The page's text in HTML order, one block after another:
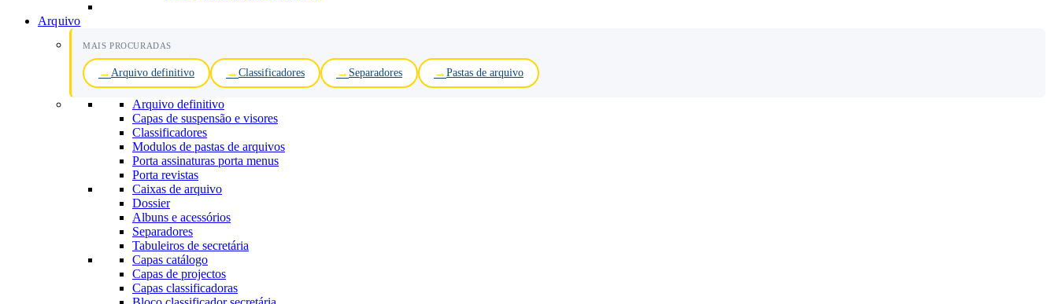
Arquivo
MAIS PROCURADAS
Arquivo definitivo Classificadores Separadores Pastas de arquivo
Arquivo definitivo
Capas de suspensão e visores
Classificadores
Modulos de pastas de arquivos
Porta assinaturas porta menus
Porta revistas
Caixas de arquivo
Dossier
Albuns e acessórios
Separadores
Tabuleiros de secretária
Capas catálogo
Capas de projectos
Capas classificadoras